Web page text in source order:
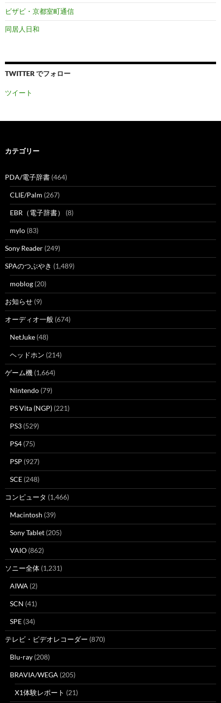
ビザビ・京都室町通信
同居人日和
TWITTER でフォロー
ツイート
カテゴリー
PDA/電子辞書 (464)
CLIE/Palm (267)
EBR（電子辞書） (8)
mylo (83)
Sony Reader (249)
SPAのつぶやき (1,489)
moblog (20)
お知らせ (9)
オーディオ一般 (674)
NetJuke (48)
ヘッドホン (214)
ゲーム機 (1,664)
Nintendo (79)
PS Vita (NGP) (221)
PS3 (529)
PS4 (75)
PSP (927)
SCE (248)
コンピュータ (1,466)
Macintosh (39)
Sony Tablet (205)
VAIO (862)
ソニー全体 (1,231)
AIWA (2)
SCN (41)
SPE (34)
テレビ・ビデオレコーダー (870)
Blu-ray (208)
BRAVIA/WEGA (205)
X1体験レポート (21)